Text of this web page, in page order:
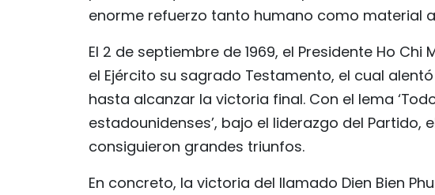
enorme refuerzo tanto humano como material
El 2 de septiembre de 1969, el Presidente Ho
el Ejército su sagrado Testamento, el cual
hasta alcanzar la victoria final. Con el lema
estadounidenses’, bajo el liderazgo del Partido,
consiguieron grandes triunfos.
En concreto, la victoria del llamado Dien Bien